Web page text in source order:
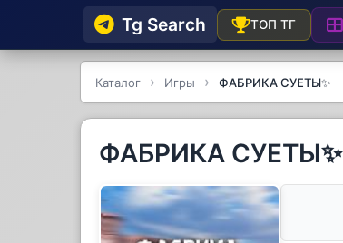
Tg Searсh ТОП ТГ
Каталог Игры ФАБРИКА СУЕТЫ✨
ФАБРИКА СУЕТЫ✨